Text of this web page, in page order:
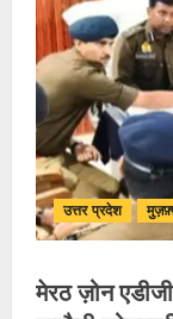
उत्तर प्रदेश
मेरठ ज़ोन